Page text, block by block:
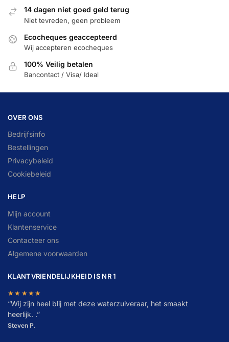
14 dagen niet goed geld terug
Niet tevreden, geen probleem
Ecocheques geaccepteerd
Wij accepteren ecocheques
100% Veilig betalen
Bancontact / Visa/ Ideal
OVER ONS
Bedrijfsinfo
Bestellingen
Privacybeleid
Cookiebeleid
HELP
Mijn account
Klantenservice
Contacteer ons
Algemene voorwaarden
KLANTVRIENDELIJKHEID IS NR 1
★★★★★
“Wij zijn heel blij met deze waterzuiveraar, het smaakt
heerlijk. .”
Steven P.